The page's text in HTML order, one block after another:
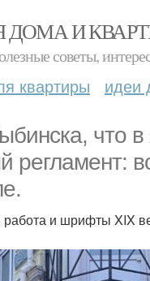
ДОМА И
советы,
квартиры идеи
что в
регламент:
и шрифты XIX